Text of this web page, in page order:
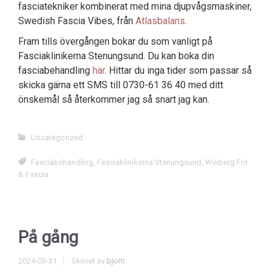
fasciatekniker kombinerat med mina djupvågsmaskiner,
Swedish Fascia Vibes, från Atlasbalans.
Fram tills övergången bokar du som vanligt på
Fasciaklinikerna Stenungsund. Du kan boka din
fasciabehandling här. Hittar du inga tider som passar så
skicka gärna ett SMS till 0730-61 36 40 med ditt
önskemål så återkommer jag så snart jag kan.
Uncategorized
Fasciabehandling, Fasciaklinikerna Stenungsund , Winberg Fot
& Fascia
På gång
2024-03-31 Skrivet av bjorn